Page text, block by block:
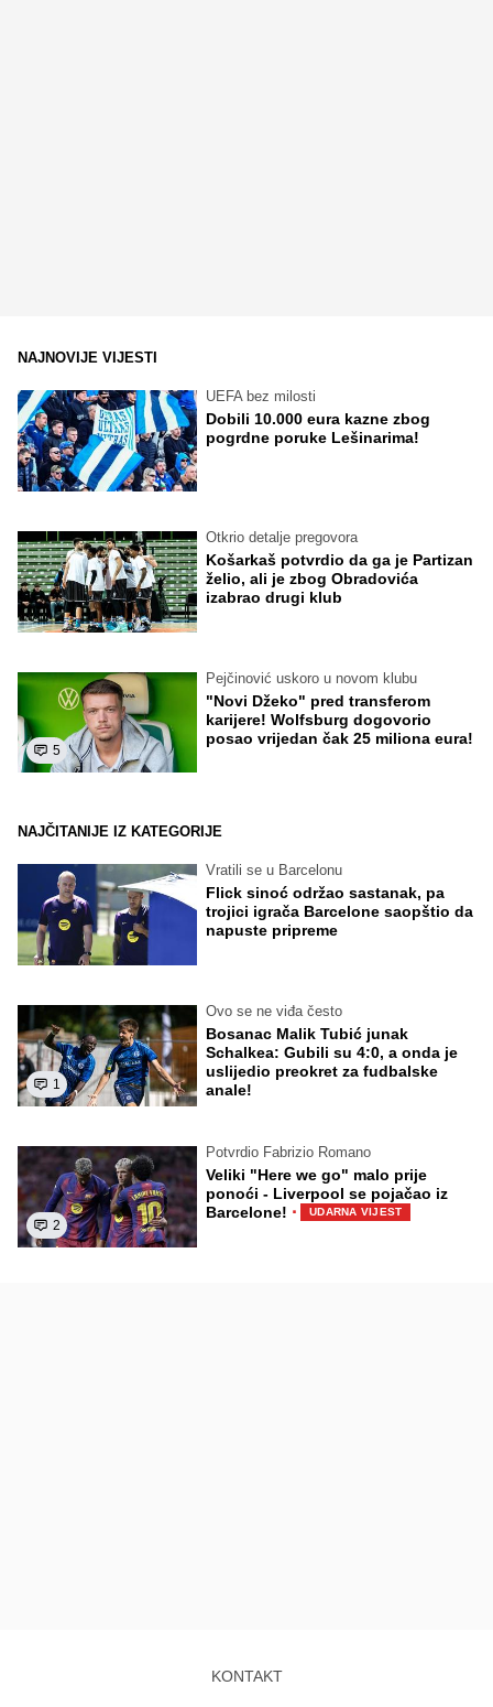
NAJNOVIJE VIJESTI
UEFA bez milosti
Dobili 10.000 eura kazne zbog
pogrdne poruke Lešinarima!
Otkrio detalje pregovora
Košarkaš potvrdio da ga je Partizan
želio, ali je zbog Obradovića
izabrao drugi klub
5
Pejčinović uskoro u novom klubu
"Novi Džeko" pred transferom
karijere! Wolfsburg dogovorio
posao vrijedan čak 25 miliona eura!
NAJČITANIJE IZ KATEGORIJE
Vratili se u Barcelonu
Flick sinoć održao sastanak, pa
trojici igrača Barcelone saopštio da
napuste pripreme
1
Ovo se ne viđa često
Bosanac Malik Tubić junak
Schalkea: Gubili su 4:0, a onda je
uslijedio preokret za fudbalske
anale!
2
Potvrdio Fabrizio Romano
Veliki "Here we go" malo prije
ponoći - Liverpool se pojačao iz
Barcelone! · UDARNA VIJEST
KONTAKT